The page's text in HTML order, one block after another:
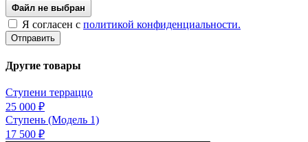
Я согласен с политикой конфиденциальности.
Отправить
Другие товары
Ступени терраццо
25 000 ₽
Ступень (Модель 1)
17 500 ₽